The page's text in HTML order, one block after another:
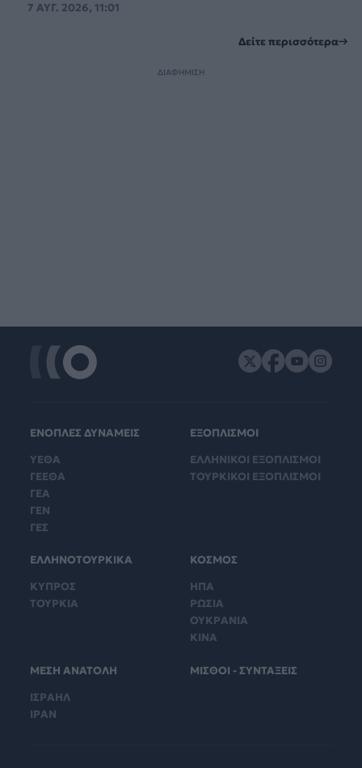
7 ΑΥΓ. 2026, 11:01
Δείτε περισσότερα
ΔΙΑΦΗΜΙΣΗ
ΕΝΟΠΛΕΣ ΔΥΝΑΜΕΙΣ
ΥΕΘΑ
ΓΕΕΘΑ
ΓΕΑ
ΓΕΝ
ΓΕΣ
ΕΞΟΠΛΙΣΜΟΙ
ΕΛΛΗΝΙΚΟΙ ΕΞΟΠΛΙΣΜΟΙ
ΤΟΥΡΚΙΚΟΙ ΕΞΟΠΛΙΣΜΟΙ
ΕΛΛΗΝΟΤΟΥΡΚΙΚΑ
ΚΥΠΡΟΣ
ΤΟΥΡΚΙΑ
ΚΟΣΜΟΣ
ΗΠΑ
ΡΩΣΙΑ
ΟΥΚΡΑΝΙΑ
ΚΙΝΑ
ΜΕΣΗ ΑΝΑΤΟΛΗ
ΙΣΡΑΗΛ
ΙΡΑΝ
ΜΙΣΘΟΙ - ΣΥΝΤΑΞΕΙΣ